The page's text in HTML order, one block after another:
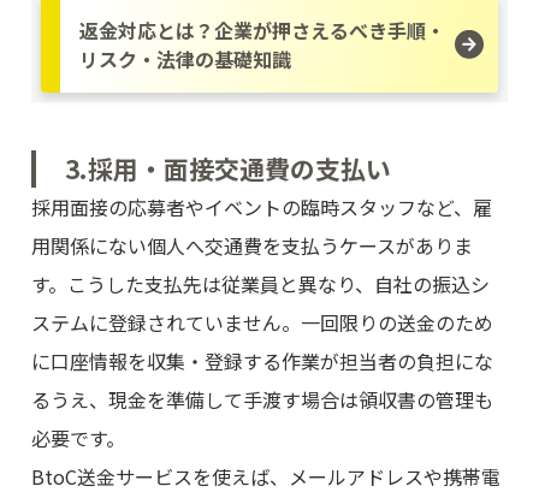
返金対応とは？企業が押さえるべき手順・
リスク・法律の基礎知識
3.採用・面接交通費の支払い
採用面接の応募者やイベントの臨時スタッフなど、雇
用関係にない個人へ交通費を支払うケースがありま
す。こうした支払先は従業員と異なり、自社の振込シ
ステムに登録されていません。一回限りの送金のため
に口座情報を収集・登録する作業が担当者の負担にな
るうえ、現金を準備して手渡す場合は領収書の管理も
必要です。
BtoC送金サービスを使えば、メールアドレスや携帯電